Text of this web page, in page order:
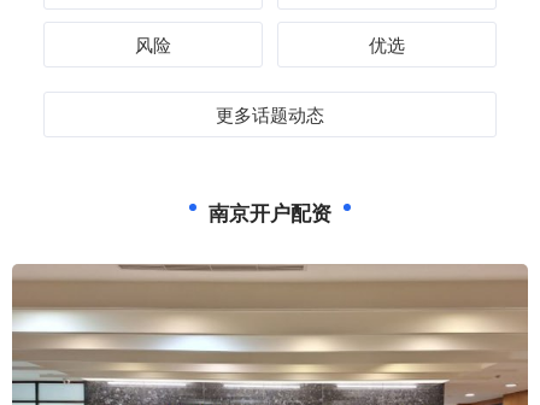
风险 优选
更多话题动态
南京开户配资